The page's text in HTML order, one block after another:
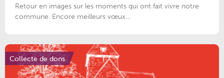
Retour en images sur les moments qui ont fait vivre notre
commune. Encore meilleurs vœux...
Collecte de dons